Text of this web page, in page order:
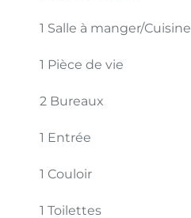
1 Salle à manger/Cuisine
1 Pièce de vie
2 Bureaux
1 Entrée
1 Couloir
1 Toilettes